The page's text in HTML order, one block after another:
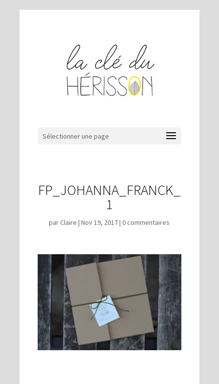
Sélectionner une page
FP_JOHANNA_FRANCK_
1
parClaire |Nov 19, 2017|0 commentaires